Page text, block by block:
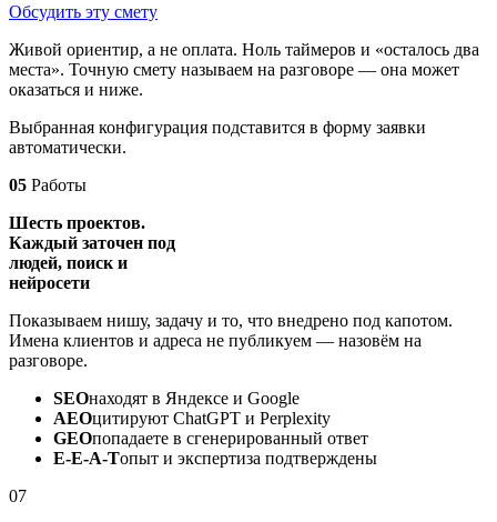
Обсудить эту смету
Живой ориентир, а не оплата. Ноль таймеров и «осталось два
места». Точную смету называем на разговоре — она может
оказаться и ниже.
Выбранная конфигурация подставится в форму заявки
автоматически.
05 Работы
Шесть проектов.
Каждый заточен под
людей, поиск и
нейросети
Показываем нишу, задачу и то, что внедрено под капотом.
Имена клиентов и адреса не публикуем — назовём на
разговоре.
SEOнаходят в Яндексе и Google
AEOцитируют ChatGPT и Perplexity
GEOпопадаете в сгенерированный ответ
E-E-A-Tопыт и экспертиза подтверждены
07